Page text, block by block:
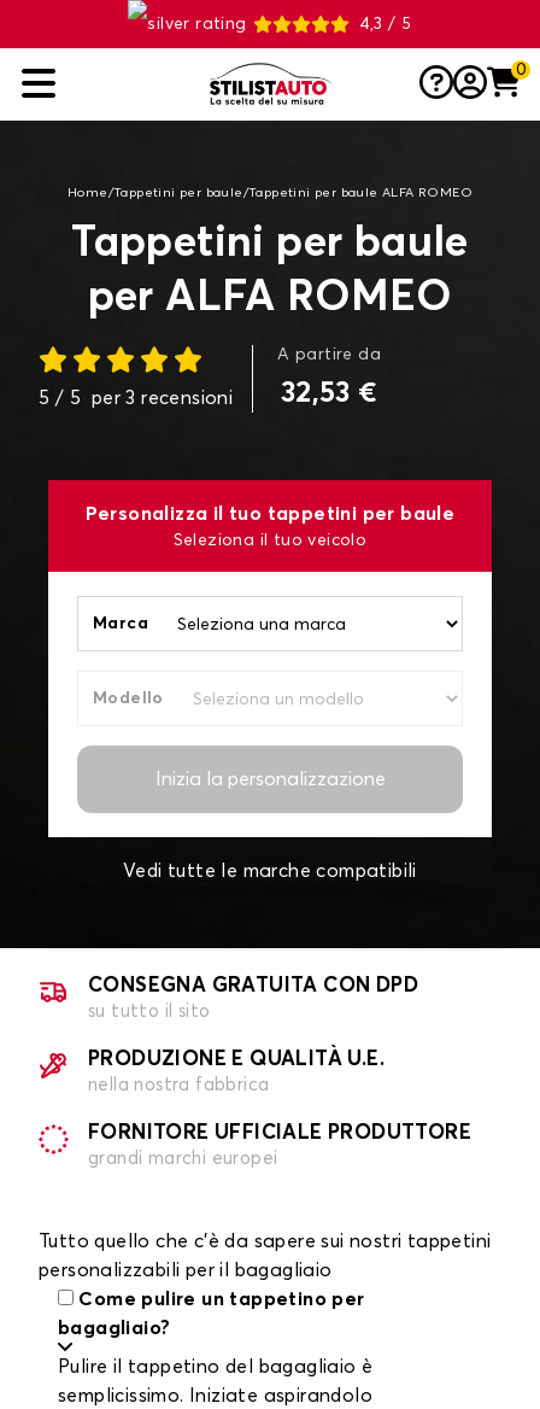
4,3 / 5
0
Home /Tappetini per baule /Tappetini per baule ALFA ROMEO
Tappetini per baule
per ALFA ROMEO
5 / 5 per 3 recensioni
A partire da
32,53 €
Personalizza il tuo tappetini per baule
Seleziona il tuo veicolo
Marca
Modello
Inizia la personalizzazione
Vedi tutte le marche compatibili
CONSEGNA GRATUITA CON DPD
su tutto il sito
PRODUZIONE E QUALITÀ U.E.
nella nostra fabbrica
FORNITORE UFFICIALE PRODUTTORE
grandi marchi europei
Tutto quello che c'è da sapere sui nostri tappetini
personalizzabili per il bagagliaio
Come pulire un tappetino per
bagagliaio?
Pulire il tappetino del bagagliaio è
semplicissimo. Iniziate aspirandolo